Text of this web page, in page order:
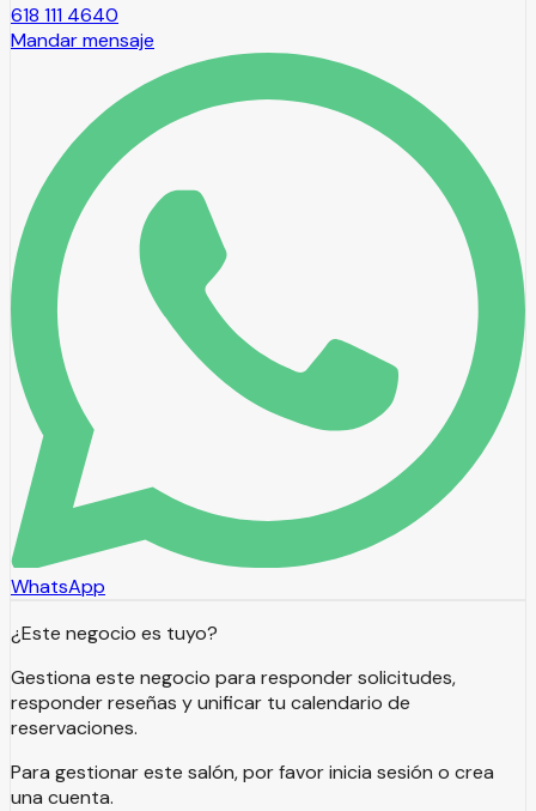
618 111 4640
Mandar mensaje
WhatsApp
¿Este negocio es tuyo?
Gestiona este negocio para responder solicitudes,
responder reseñas y unificar tu calendario de
reservaciones.
Para gestionar este salón, por favor inicia sesión o crea
una cuenta.